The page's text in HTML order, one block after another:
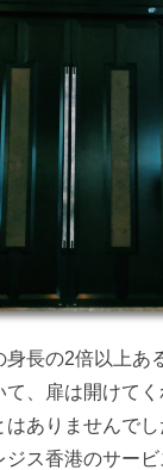
身長の2倍以上あ
て、扉は開けて
はありませんで
ス香港のサー